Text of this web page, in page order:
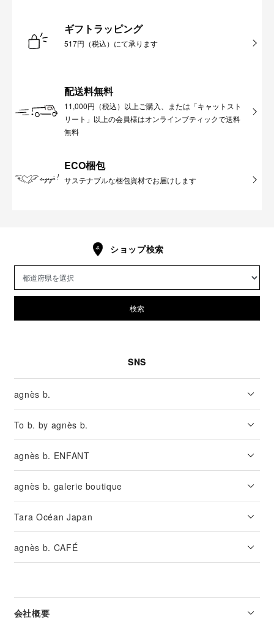
ギフトラッピング
517円（税込）にて承ります
配送料無料
11,000円（税込）以上ご購入、または「キャットスト
リート」以上の会員様はオンラインブティックで送料
無料
ECO梱包
サステナブルな梱包資材でお届けします
ショップ検索
検索
SNS
agnès b.
To b. by agnès b.
agnès b. ENFANT
agnès b. galerie boutique
Tara Océan Japan
agnès b. CAFÉ
会社概要